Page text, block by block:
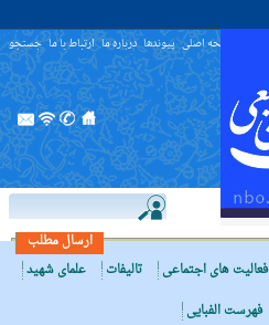
صفحه اصلی پیوندها درباره ما ارتباط با ما جستجو
ارسال مطلب
فعالیت های اجتماعی تالیفات
علمای شهید
فهرست الفبایی